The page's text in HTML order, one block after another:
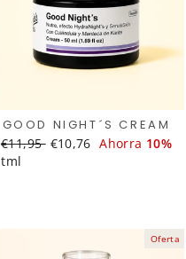
GOOD NIGHT´S CREAM
Translation
missing:
€11,95 Translation
€10,76 Ahorra 10%
Oferta